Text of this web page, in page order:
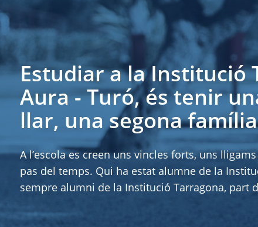
Estudiar a la Institució
Aura - Turó, és tenir
llar, una segona
A l’escola es creen uns vincles forts, uns
pas del temps. Qui ha estat alumne de la
sempre alumni de la Institució Tarragona, part